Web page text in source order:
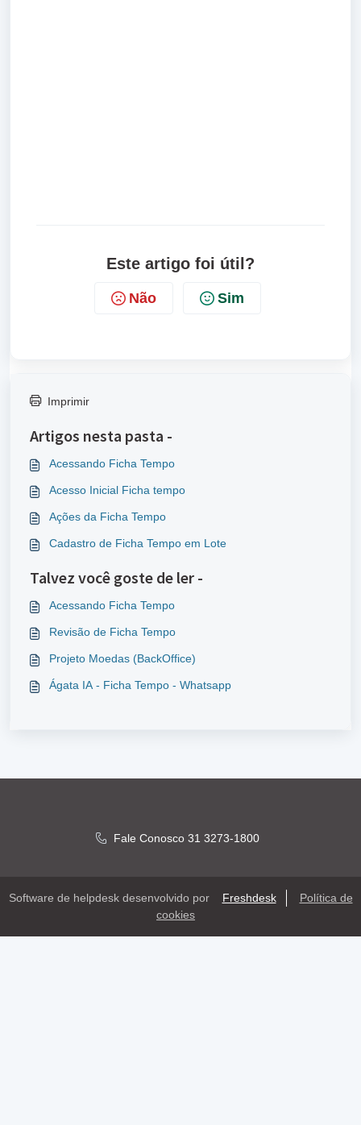
Este artigo foi útil?
Não Sim
Imprimir
Artigos nesta pasta -
Acessando Ficha Tempo
Acesso Inicial Ficha tempo
Ações da Ficha Tempo
Cadastro de Ficha Tempo em Lote
Talvez você goste de ler -
Acessando Ficha Tempo
Revisão de Ficha Tempo
Projeto Moedas (BackOffice)
Ágata IA - Ficha Tempo - Whatsapp
Fale Conosco 31 3273-1800
Software de helpdesk desenvolvido por Freshdesk
Política de
cookies